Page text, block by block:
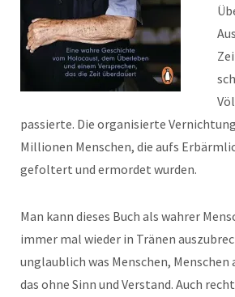
passierte. Die organisierte
Millionen Menschen, die aufs
gefoltert und ermordet wurden.
Man kann dieses Buch als wahrer
immer mal wieder in Tränen
unglaublich was Menschen,
das ohne Sinn und Verstand. Auch